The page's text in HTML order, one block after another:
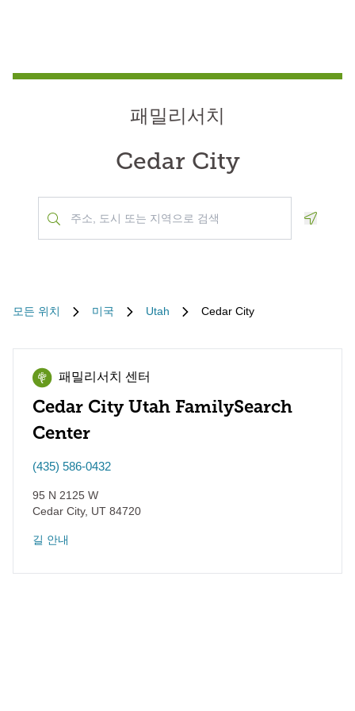
패밀리서치
Cedar City
모든 위치 미국 Utah Cedar City
패밀리서치 센터
Cedar City Utah FamilySearch
Center
(435) 586-0432
95 N 2125 W
Cedar City, UT 84720
길 안내